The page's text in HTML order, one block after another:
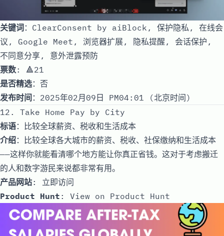
关键词：ClearConsent by aiBlock, 保护隐私, 在线会
议, Google Meet, 浏览器扩展, 隐私提醒, 会话保护,
不同意分享, 意外泄露预防
票数: 🔺21
是否精选：否
发布时间 ：2025年02月09日 PM04:01 (北京时间)
12. Take Home Pay by City
标语：比较全球薪资、税收和生活成本
介绍：比较全球各大城市的薪资、税收、社保缴纳和生活成本
——这样你就能看清哪个地方能让你真正省钱。这对于考虑搬迁
的人和数字游民来说都非常有用。
产品网站: 立即访问
Product Hunt : View on Product Hunt